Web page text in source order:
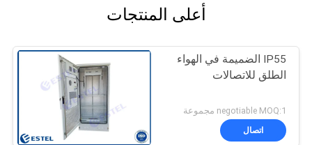
أعلى المنتجات
IP55 الضميمة في الهواء
الطلق للاتصالات
negotiable MOQ:1 مجموعة
اتصال